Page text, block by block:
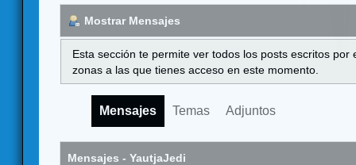
Mostrar Mensajes
Esta sección te permite ver todos los posts escritos
zonas a las que tienes acceso en este momento.
Mensajes Temas Adjuntos
Mensajes - YautjaJedi